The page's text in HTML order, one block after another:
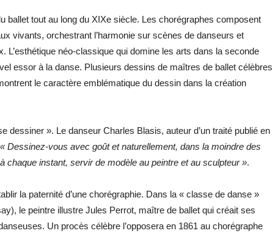
ballet tout au long du XIXe siècle. Les chorégraphes composent
vivants, orchestrant l’harmonie sur scènes de danseurs et
L’esthétique néo-classique qui domine les arts dans la seconde
essor à la danse. Plusieurs dessins de maîtres de ballet célèbres
le caractère emblématique du dessin dans la création
dessiner ». Le danseur Charles Blasis, auteur d’un traité publié en
« Dessinez-vous avec goût et naturellement, dans la moindre des
chaque instant, servir de modèle au peintre et au sculpteur ».
la paternité d’une chorégraphie. Dans la « classe de danse »
le peintre illustre Jules Perrot, maître de ballet qui créait ses
Un procès célèbre l’opposera en 1861 au chorégraphe